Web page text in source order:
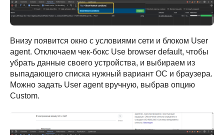
Внизу появится окно с условиями сети и блоком User
agent. Отключаем чек-бокс Use browser default, чтобы
убрать данные своего устройства, и выбираем из
выпадающего списка нужный вариант ОС и браузера.
Можно задать User agent вручную, выбрав опцию
Custom.